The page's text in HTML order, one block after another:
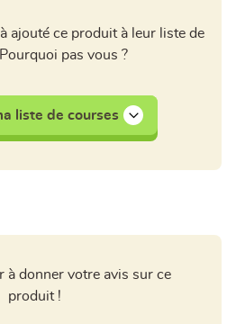
ajouté ce produit à leur liste de
pas vous ?
liste de courses
à donner votre avis sur ce
produit !